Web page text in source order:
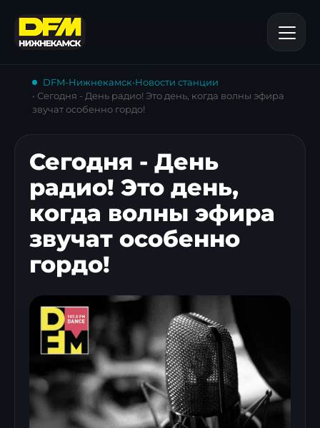
DFM-Нижнекамск•Новости станции
• Сегодня - День радио! Это день, когда волны эфира
звучат особенно гордо!
Сегодня - День
радио! Это день,
когда волны эфира
звучат особенно
гордо!